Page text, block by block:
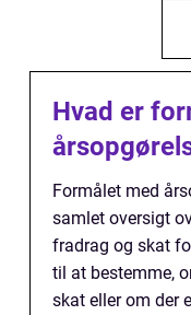
Hvad er
Formålet med
samlet oversigt
fradrag og skat
til at bestemme,
skat eller om der